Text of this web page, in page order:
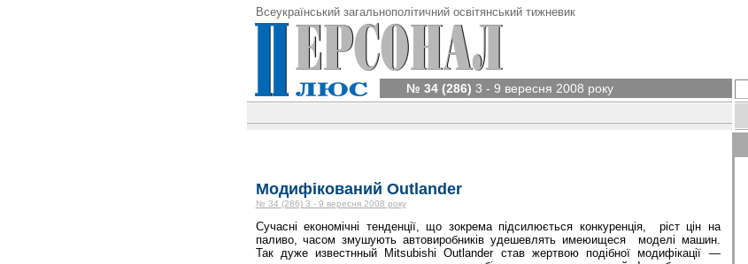
Всеукраїнський загальнополітичний освітянський тижневик
№ 34 (286) 3 - 9 вересня 2008 року
Модифікований Outlander
№ 34 (286) 3 - 9 вересня 2008 року
Сучасні економічні тенденції, що зокрема підсилюється конкуренція,
ріст цін на
паливо, часом змушують автовиробників удешевлять имеюищеся
моделі машин.
Так дуже известнный Mitsubishi Outlander став жертвою подібної модифікації —